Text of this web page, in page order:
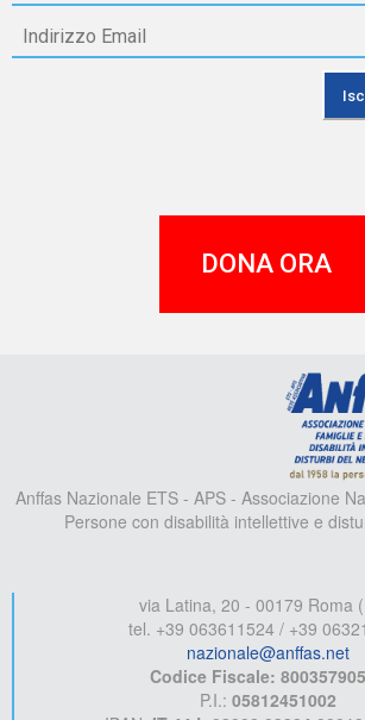
DONA ORA
Anffas Nazionale ETS - APS - Associazione
Persone con disabilità intellettive e
via Latina, 20 - 00179 Roma
tel. +39 063611524 / +39
nazionale@anffas.net
Codice Fiscale:
P.I.: 05812451002